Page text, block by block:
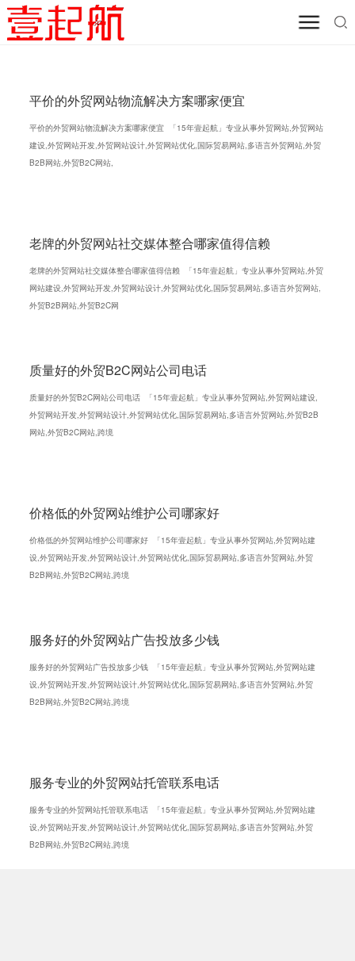
平价的外贸网站物流解决方案哪家便宜
平价的外贸网站物流解决方案哪家便宜 「15年壹起航」专业从事外贸网站,外贸网站
建设,外贸网站开发,外贸网站设计,外贸网站优化,国际贸易网站,多语言外贸网站,外贸
B2B网站,外贸B2C网站,
老牌的外贸网站社交媒体整合哪家值得信赖
老牌的外贸网站社交媒体整合哪家值得信赖 「15年壹起航」专业从事外贸网站,外贸
网站建设,外贸网站开发,外贸网站设计,外贸网站优化,国际贸易网站,多语言外贸网站,
外贸B2B网站,外贸B2C网
质量好的外贸B2C网站公司电话
质量好的外贸B2C网站公司电话 「15年壹起航」专业从事外贸网站,外贸网站建设,
外贸网站开发,外贸网站设计,外贸网站优化,国际贸易网站,多语言外贸网站,外贸B2B
网站,外贸B2C网站,跨境
价格低的外贸网站维护公司哪家好
价格低的外贸网站维护公司哪家好 「15年壹起航」专业从事外贸网站,外贸网站建
设,外贸网站开发,外贸网站设计,外贸网站优化,国际贸易网站,多语言外贸网站,外贸
B2B网站,外贸B2C网站,跨境
服务好的外贸网站广告投放多少钱
服务好的外贸网站广告投放多少钱 「15年壹起航」专业从事外贸网站,外贸网站建
设,外贸网站开发,外贸网站设计,外贸网站优化,国际贸易网站,多语言外贸网站,外贸
B2B网站,外贸B2C网站,跨境
服务专业的外贸网站托管联系电话
服务专业的外贸网站托管联系电话 「15年壹起航」专业从事外贸网站,外贸网站建
设,外贸网站开发,外贸网站设计,外贸网站优化,国际贸易网站,多语言外贸网站,外贸
B2B网站,外贸B2C网站,跨境